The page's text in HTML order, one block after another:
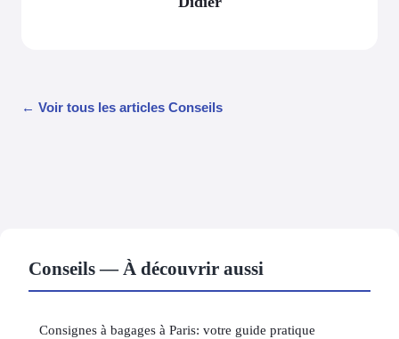
← Voir tous les articles Conseils
Conseils — À découvrir aussi
Consignes à bagages à Paris: votre guide pratique